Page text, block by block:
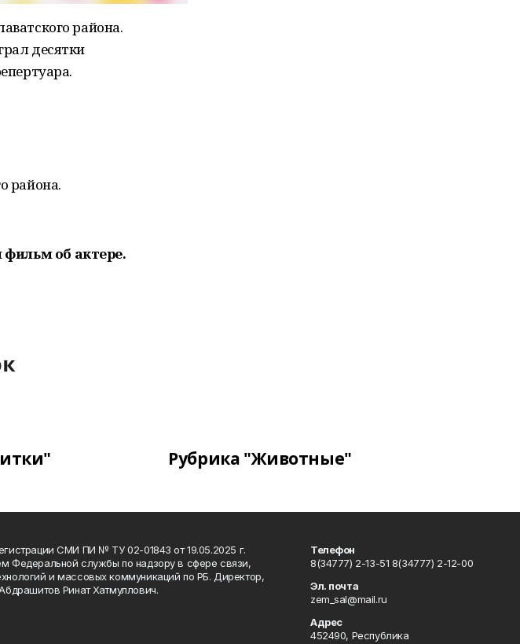
района.
десятки
района.
об актере.
Рубрика "Животные"
СМИ ПИ № ТУ 02-01843 от 19.05.2025 г.
Федеральной службы по надзору в сфере связи,
и массовых коммуникаций по РБ. Директор,
Ринат Хатмуллович.
Телефон
8(34777) 2-13-51 8(34777) 2-12-00
Эл. почта
zem_sal@mail.ru
Адрес
452490, Республика